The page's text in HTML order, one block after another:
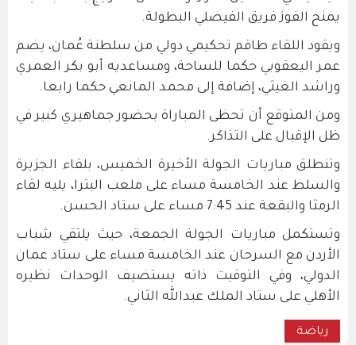
يمنح الفوز فريق الفيصلي البطولة.
ويقود اللقاء طاقم تحكيمي دولي من سلطنة عُمان، يضم
عمر اليعقوبي حكما للساحة، ومساعديه أبو بكر العمري
وراشد الغيثي، إضافة إلى محمد المانعي حكما رابعا.
ومن المتوقع أن تحظى المباراة بحضور جماهيري كبير في
ظل الإقبال على التذاكر.
وتنطلق مباريات الجولة الأخيرة الخميس، بلقاء الجزيرة
والسلط عند الخامسة مساء على ملعب البترا، يليه لقاء
الرمثا والبقعة عند 7:45 مساء على ستاد الحسن.
وتستكمل مباريات الجولة الجمعة، حيث يلتقي شباب
الأردن مع السرحان عند الخامسة مساء على ستاد عمان
الدولي، وفي التوقيت ذاته يستضيف الوحدات نظيره
الأهلي على ستاد الملك عبدالله الثاني.
رياضة